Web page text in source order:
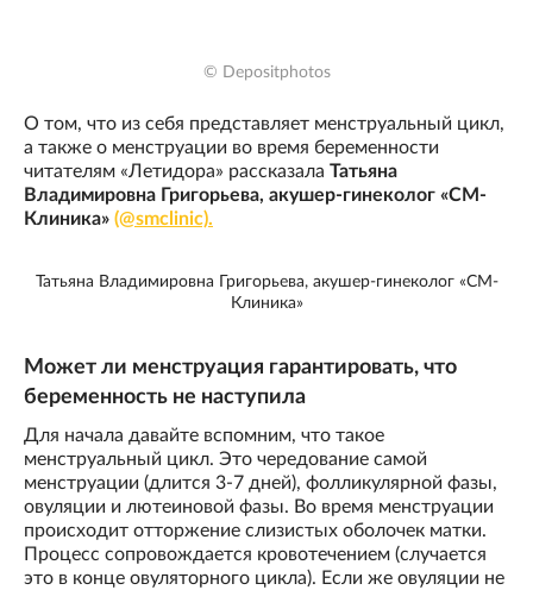
© Depositphotos
О том, что из себя представляет менструальный цикл,
а также о менструации во время беременности
читателям «Летидора» рассказала Татьяна
Владимировна Григорьева, акушер-гинеколог «СМ-
Клиника» (@smclinic).
Татьяна Владимировна Григорьева, акушер-гинеколог «СМ-
Клиника»
Может ли менструация гарантировать, что
беременность не наступила
Для начала давайте вспомним, что такое
менструальный цикл. Это чередование самой
менструации (длится 3-7 дней), фолликулярной фазы,
овуляции и лютеиновой фазы. Во время менструации
происходит отторжение слизистых оболочек матки.
Процесс сопровождается кровотечением (случается
это в конце овуляторного цикла). Если же овуляции не